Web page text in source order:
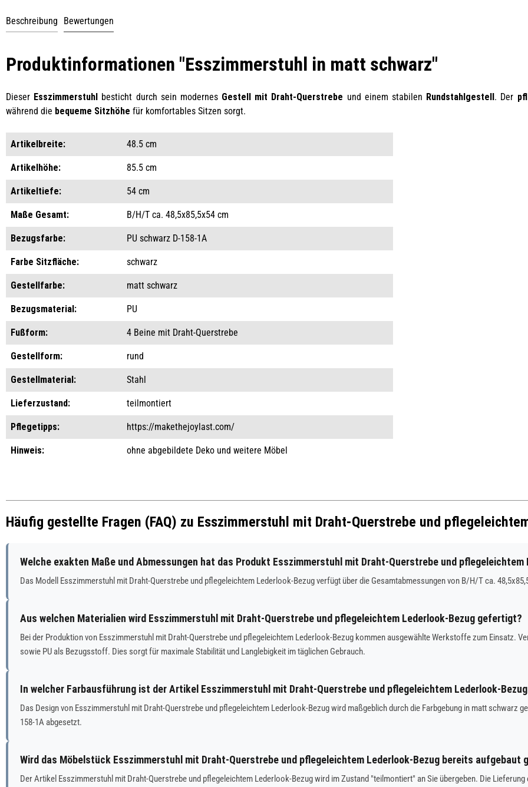
Beschreibung Bewertungen
Produktinformationen "Esszimmerstuhl in matt schwarz"
Dieser Esszimmerstuhl besticht durch sein modernes Gestell mit Draht-Querstrebe und einem stabilen Rundstahlgestell. Der
während die bequeme Sitzhöhe für komfortables Sitzen sorgt.
Artikelbreite: 48.5 cm
Artikelhöhe: 85.5 cm
Artikeltiefe: 54 cm
Maße Gesamt: B/H/T ca. 48,5x85,5x54 cm
Bezugsfarbe: PU schwarz D-158-1A
Farbe Sitzfläche: schwarz
Gestellfarbe: matt schwarz
Bezugsmaterial: PU
Fußform: 4 Beine mit Draht-Querstrebe
Gestellform: rund
Gestellmaterial: Stahl
Lieferzustand: teilmontiert
Pflegetipps: https://makethejoylast.com/
Hinweis: ohne abgebildete Deko und weitere Möbel
Häufig gestellte Fragen (FAQ) zu Esszimmerstuhl mit Draht-Querstrebe und
Welche exakten Maße und Abmessungen hat das Produkt Esszimmerstuhl mit Draht-Querstrebe und pflegeleichtem
Das Modell Esszimmerstuhl mit Draht-Querstrebe und pflegeleichtem Lederlook-Bezug verfügt über die Gesamtabmessungen von B/H/T ca.
Aus welchen Materialien wird Esszimmerstuhl mit Draht-Querstrebe und pflegeleichtem Lederlook-Bezug gefertigt?
Bei der Produktion von Esszimmerstuhl mit Draht-Querstrebe und pflegeleichtem Lederlook-Bezug kommen ausgewählte Werkstoffe zum Einsatz.
sowie PU als Bezugsstoff. Dies sorgt für maximale Stabilität und Langlebigkeit im täglichen Gebrauch.
In welcher Farbausführung ist der Artikel Esszimmerstuhl mit Draht-Querstrebe und pflegeleichtem Lederlook-
Das Design von Esszimmerstuhl mit Draht-Querstrebe und pflegeleichtem Lederlook-Bezug wird maßgeblich durch die Farbgebung in matt schwarz
158-1A abgesetzt.
Wird das Möbelstück Esszimmerstuhl mit Draht-Querstrebe und pflegeleichtem Lederlook-Bezug bereits aufgebaut
Der Artikel Esszimmerstuhl mit Draht-Querstrebe und pflegeleichtem Lederlook-Bezug wird im Zustand "teilmontiert" an Sie übergeben. Die